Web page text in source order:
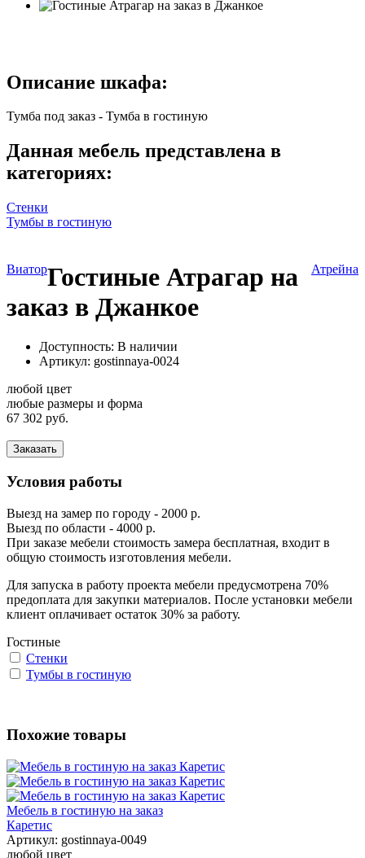
Описание шкафа:
Тумба под заказ - Тумба в гостиную
Данная мебель представлена в
категориях:
Стенки
Тумбы в гостиную
Виатор Атрейна
Гостиные Атрагар на
заказ в Джанкое
Доступность: В наличии
Артикул: gostinnaya-0024
любой цвет
любые размеры и форма
67 302 руб.
Заказать
Условия работы
Выезд на замер по городу - 2000 р.
Выезд по области - 4000 р.
При заказе мебели стоимость замера бесплатная, входит в
общую стоимость изготовления мебели.
Для запуска в работу проекта мебели предусмотрена 70%
предоплата для закупки материалов. После установки мебели
клиент оплачивает остаток 30% за работу.
Гостиные
Стенки
Тумбы в гостиную
Похожие товары
Мебель в гостиную на заказ
Каретис
Артикул: gostinnaya-0049
любой цвет